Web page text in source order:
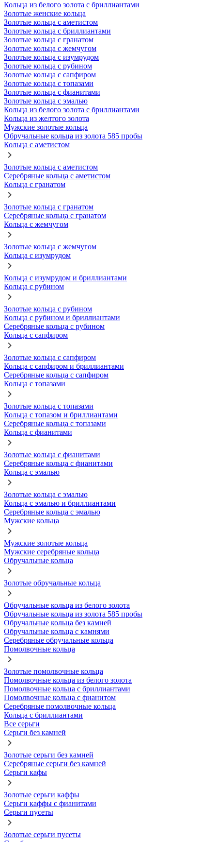
Кольца из белого золота с бриллиантами
Золотые женские кольца
Золотые кольца с аметистом
Золотые кольца с бриллиантами
Золотые кольца с гранатом
Золотые кольца с жемчугом
Золотые кольца с изумрудом
Золотые кольца с рубином
Золотые кольца с сапфиром
Золотые кольца с топазами
Золотые кольца с фианитами
Золотые кольца с эмалью
Кольца из белого золота с бриллиантами
Кольца из желтого золота
Мужские золотые кольца
Обручальные кольца из золота 585 пробы
Кольца с аметистом
Золотые кольца с аметистом
Серебряные кольца с аметистом
Кольца с гранатом
Золотые кольца с гранатом
Серебряные кольца с гранатом
Кольца с жемчугом
Золотые кольца с жемчугом
Кольца с изумрудом
Кольца с изумрудом и бриллиантами
Кольца с рубином
Золотые кольца с рубином
Кольца с рубином и бриллиантами
Серебряные кольца с рубином
Кольца с сапфиром
Золотые кольца с сапфиром
Кольца с сапфиром и бриллиантами
Серебряные кольца с сапфиром
Кольца с топазами
Золотые кольца с топазами
Кольца с топазом и бриллиантами
Серебряные кольца с топазами
Кольца с фианитами
Золотые кольца с фианитами
Серебряные кольца с фианитами
Кольца с эмалью
Золотые кольца с эмалью
Кольца с эмалью и бриллиантами
Серебряные кольца с эмалью
Мужские кольца
Мужские золотые кольца
Мужские серебряные кольца
Обручальные кольца
Золотые обручальные кольца
Обручальные кольца из белого золота
Обручальные кольца из золота 585 пробы
Обручальные кольца без камней
Обручальные кольца с камнями
Серебряные обручальные кольца
Помолвочные кольца
Золотые помолвочные кольца
Помолвочные кольца из белого золота
Помолвочные кольца с бриллиантами
Помолвочные кольца с фианитом
Серебряные помолвочные кольца
Кольца с бриллиантами
Все серьги
Серьги без камней
Золотые серьги без камней
Серебряные серьги без камней
Серьги кафы
Золотые серьги каффы
Серьги каффы с фианитами
Серьги пусеты
Золотые серьги пусеты